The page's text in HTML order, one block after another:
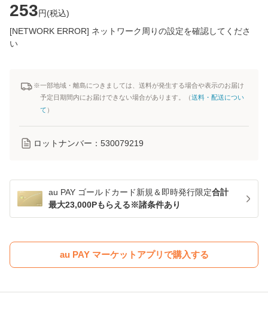
253円(税込)
[NETWORK ERROR] ネットワーク周りの設定を確認してくださ
い
※一部地域・離島につきましては、送料が発生する場合や表示のお届け
予定日期間内にお届けできない場合があります。（送料・配送につい
て ）
ロットナンバー： 530079219
au PAY ゴールドカード新規＆即時発行限定合計
最大23,000Pもらえる※諸条件あり
au PAY マーケットアプリで購入する